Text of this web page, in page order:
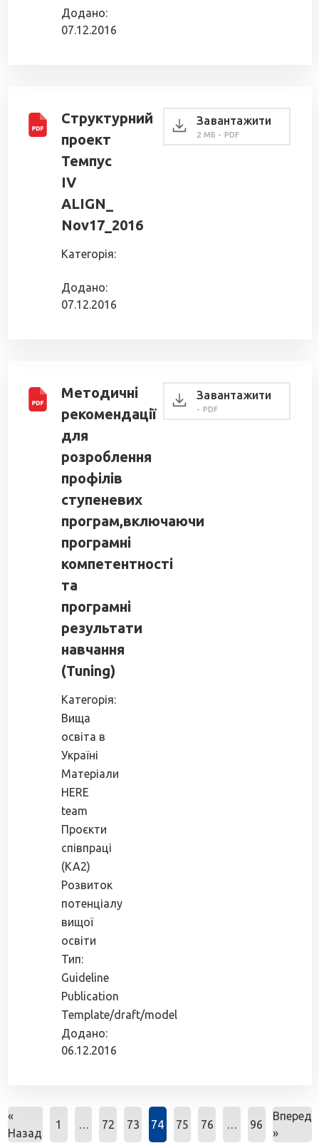
Додано:
07.12.2016
Структурний
проект
Темпус
IV
ALIGN_
Nov17_2016
Категорія:
Додано:
07.12.2016
Завантажити
2 МБ - PDF
Методичні
рекомендації
для
розроблення
профілів
ступеневих
програм,включаючи
програмні
компетентності
та
програмні
результати
навчання
(Tuning)
Категорія:
Вища
освіта в
Україні
Матеріали
HERE
team
Проєкти
співпраці
(КА2)
Розвиток
потенціалу
вищої
освіти
Тип:
Guideline
Publication
Template/draft/model
Додано:
06.12.2016
Завантажити
- PDF
«
Назад
1 … 72 73 74 75 76 … 96
Вперед
»